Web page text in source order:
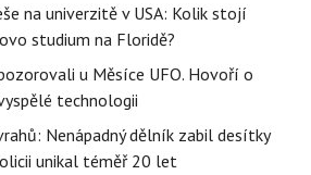
na univerzitě v USA: Kolik stojí
studium na Floridě?
u Měsíce UFO. Hovoří o
technologii
Nenápadný dělník zabil desítky
unikal téměř 20 let